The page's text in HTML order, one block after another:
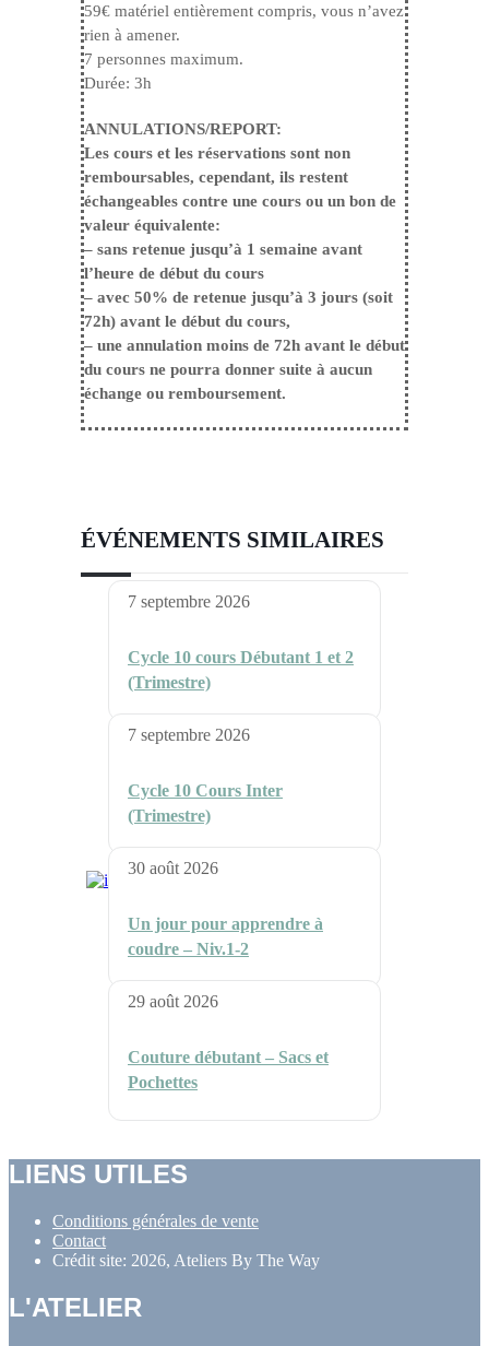
59€ matériel entièrement compris, vous n’avez
rien à amener.
7 personnes maximum.
Durée: 3h
ANNULATIONS/REPORT:
Les cours et les réservations sont non
remboursables, cependant, ils restent
échangeables contre une cours ou un bon de
valeur équivalente:
– sans retenue jusqu’à 1 semaine avant
l’heure de début du cours
– avec 50% de retenue jusqu’à 3 jours (soit
72h) avant le début du cours,
– une annulation moins de 72h avant le début
du cours ne pourra donner suite à aucun
échange ou remboursement.
ÉVÉNEMENTS SIMILAIRES
7 septembre 2026
Cycle 10 cours Débutant 1 et 2
(Trimestre)
7 septembre 2026
Cycle 10 Cours Inter
(Trimestre)
30 août 2026
Un jour pour apprendre à
coudre – Niv.1-2
29 août 2026
Couture débutant – Sacs et
Pochettes
LIENS UTILES
Conditions générales de vente
Contact
Crédit site: 2026, Ateliers By The Way
L'ATELIER